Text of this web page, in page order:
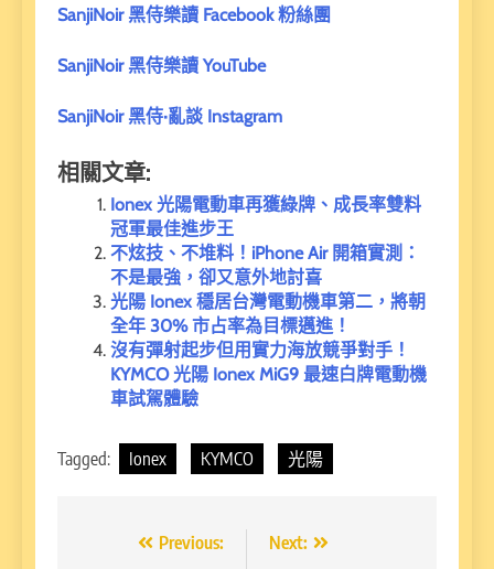
SanjiNoir 黑侍樂讀 Facebook 粉絲團
SanjiNoir 黑侍樂讀 YouTube
SanjiNoir 黑侍·亂談 Instagram
相關文章:
Ionex 光陽電動車再獲綠牌、成長率雙料
冠軍最佳進步王
不炫技、不堆料！iPhone Air 開箱實測：
不是最強，卻又意外地討喜
光陽 Ionex 穩居台灣電動機車第二，將朝
全年 30% 市占率為目標邁進！
沒有彈射起步但用實力海放競爭對手！
KYMCO 光陽 Ionex MiG9 最速白牌電動機
車試駕體驗
Tagged: Ionex KYMCO 光陽
Previous:
Next: